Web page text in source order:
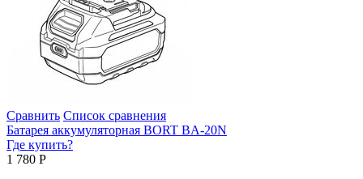
Сравнить Список сравнения
Батарея аккумуляторная BORT BA-20N
Где купить?
1 780 Р